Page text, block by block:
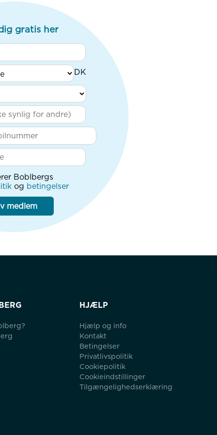
gratis her
Boblbergs
og betingelser
medlem
HJÆLP
Hjælp og info
Kontakt
Betingelser
Privatlivspolitik
Cookiepolitik
Cookieindstillinger
Tilgængelighedserklæring